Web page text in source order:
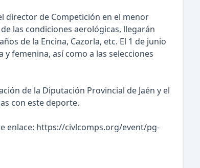
director de Competición en el menor
las condiciones aerológicas, llegarán
de la Encina, Cazorla, etc. El 1 de junio
femenina, así como a las selecciones
de la Diputación Provincial de Jaén y el
con este deporte.
enlace: https://civlcomps.org/event/pg-